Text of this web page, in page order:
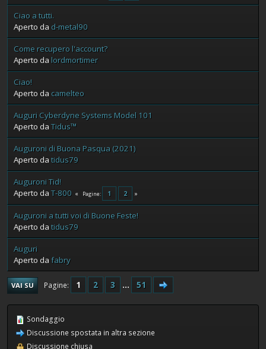
Ciao a tutti.
Aperto da d-metal90
Come recupero l'account?
Aperto da lordmortimer
Ciao!
Aperto da camelteo
Auguri Cyberdyne Systems Model 101
Aperto da Tidus™
Auguroni di Buona Pasqua (2021)
Aperto da tidus79
Auguroni Tid!
Aperto da T-800 Pagine 1 2
Auguroni a tutti voi di Buone Feste!
Aperto da tidus79
Auguri
Aperto da fabry
VAI SU Pagine 1 2 3 ... 51
Sondaggio
Discussione spostata in altra sezione
Discussione chiusa